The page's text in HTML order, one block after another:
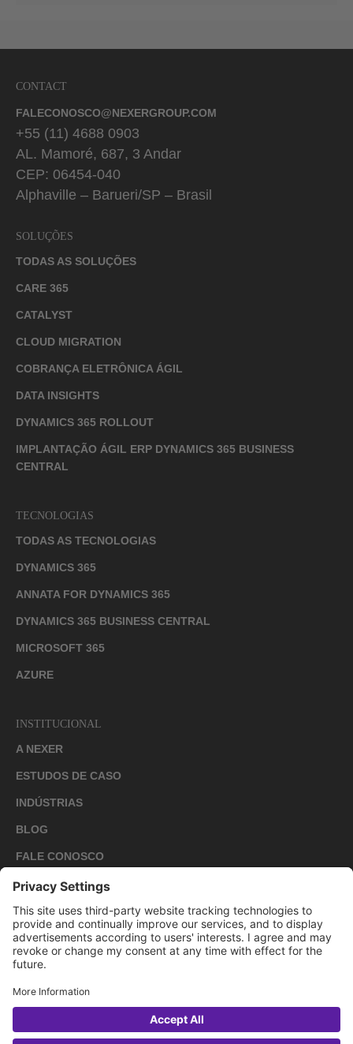
CONTACT
FALECONOSCO@NEXERGROUP.COM
+55 (11) 4688 0903
AL. Mamoré, 687, 3 Andar
CEP: 06454-040
Alphaville – Barueri/SP – Brasil
SOLUÇÕES
TODAS AS SOLUÇÕES
CARE 365
CATALYST
CLOUD MIGRATION
COBRANÇA ELETRÔNICA ÁGIL
DATA INSIGHTS
DYNAMICS 365 ROLLOUT
IMPLANTAÇÃO ÁGIL ERP DYNAMICS 365 BUSINESS
CENTRAL
TECNOLOGIAS
TODAS AS TECNOLOGIAS
DYNAMICS 365
ANNATA FOR DYNAMICS 365
DYNAMICS 365 BUSINESS CENTRAL
MICROSOFT 365
AZURE
INSTITUCIONAL
A NEXER
ESTUDOS DE CASO
INDÚSTRIAS
BLOG
FALE CONOSCO
CARREIRAS
PRIVACY POLICY COOKIE POLICY
2026 NEXER GROUP